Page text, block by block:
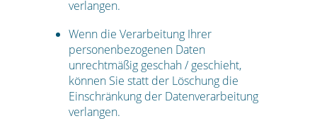
verlangen.
Wenn die Verarbeitung Ihrer
personenbezogenen Daten
unrechtmäßig geschah / geschieht,
können Sie statt der Löschung die
Einschränkung der Datenverarbeitung
verlangen.